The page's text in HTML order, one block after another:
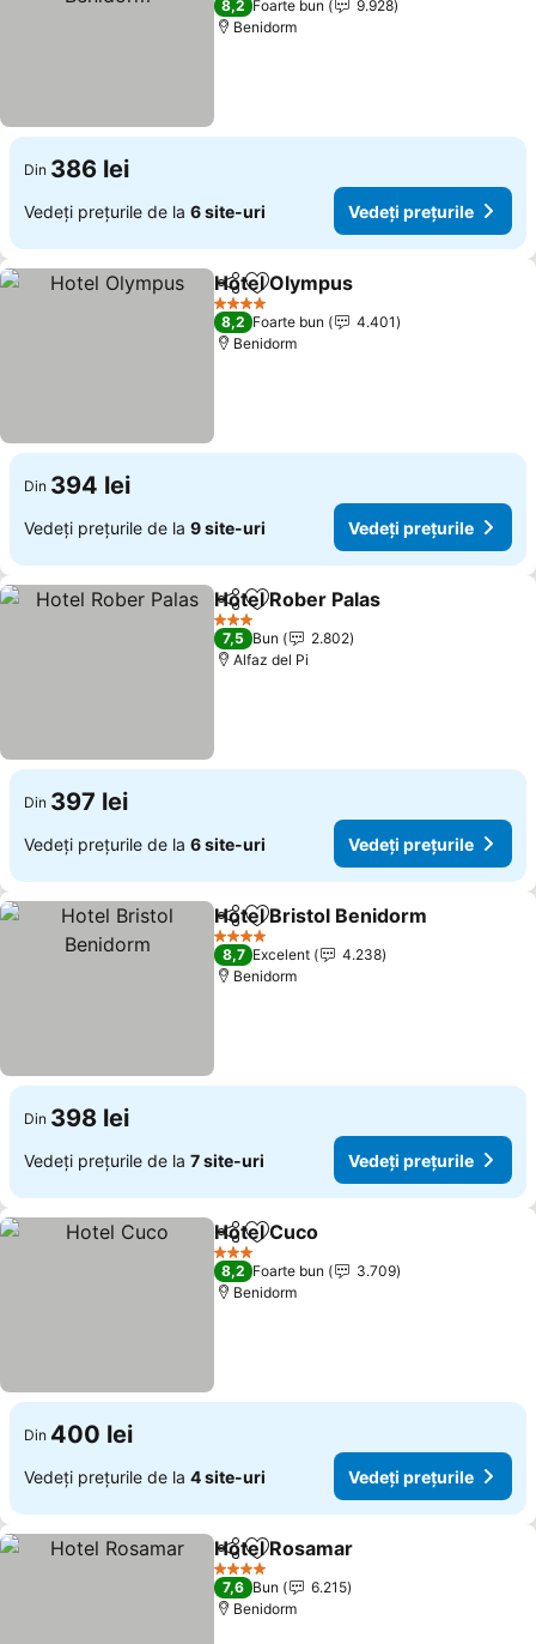
8,2 Foarte bun
9.928
Benidorm
Din 386 lei
Vedeți prețurile de la 6 site-uri Vedeți prețurile
DistribuițiAdăugaţi la favorite
Hotel Olympus
4 Stele
8,2 Foarte bun
4.401
Benidorm
Din 394 lei
Vedeți prețurile de la 9 site-uri Vedeți prețurile
DistribuițiAdăugaţi la favorite
Hotel Rober Palas
3 Stele
7,5 Bun
2.802
Alfaz del Pi
Din 397 lei
Vedeți prețurile de la 6 site-uri Vedeți prețurile
DistribuițiAdăugaţi la favorite
Hotel Bristol Benidorm
4 Stele
8,7 Excelent
4.238
Benidorm
Din 398 lei
Vedeți prețurile de la 7 site-uri Vedeți prețurile
DistribuițiAdăugaţi la favorite
Hotel Cuco
3 Stele
8,2 Foarte bun
3.709
Benidorm
Din 400 lei
Vedeți prețurile de la 4 site-uri Vedeți prețurile
DistribuițiAdăugaţi la favorite
Hotel Rosamar
4 Stele
7,6 Bun
6.215
Benidorm